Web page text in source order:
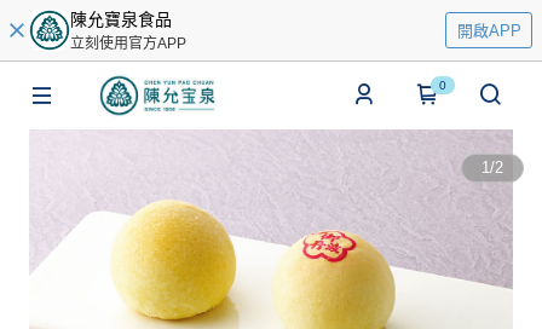
陳允寶泉食品
立刻使用官方APP
開啟APP
0
1/2